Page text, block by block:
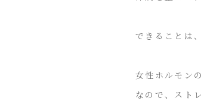
できることは
女性ホルモン
なので、スト